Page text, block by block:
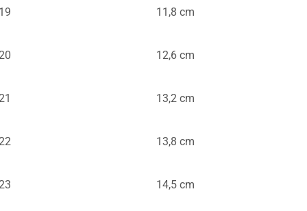
11,8 cm
12,6 cm
13,2 cm
13,8 cm
14,5 cm